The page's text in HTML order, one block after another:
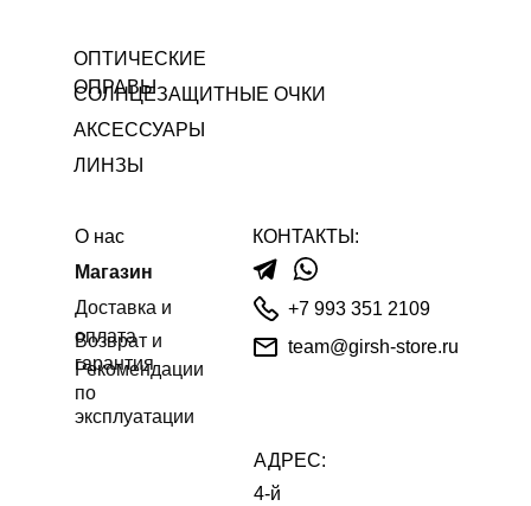
ОПТИЧЕСКИЕ
ОПРАВЫ
СОЛНЦЕЗАЩИТНЫЕ ОЧКИ
+7 993 351 2109
4-й
АДРЕС:
Магазин
О нас
team@girsh-store.ru
Рекомендации
по
эксплуатации
Доставка и
оплата
КОНТАКТЫ:
Возврат и
гарантия
ЛИНЗЫ
АКСЕССУАРЫ